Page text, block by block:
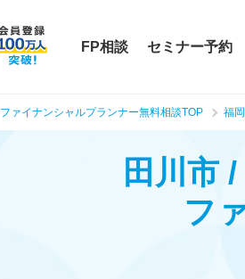
FP相談 セミナー予約
ファイナンシャルプランナー無料相談TOP 福
田川市
フ